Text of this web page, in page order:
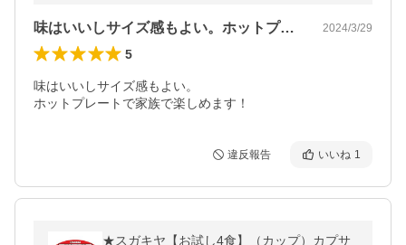
味はいいしサイズ感もよい。ホットプレー… 2024/3/29
5
味はいいしサイズ感もよい。
ホットプレートで家族で楽しめます！
違反報告 いいね 1
★スガキヤ【お試し4食】（カップ）カプサ